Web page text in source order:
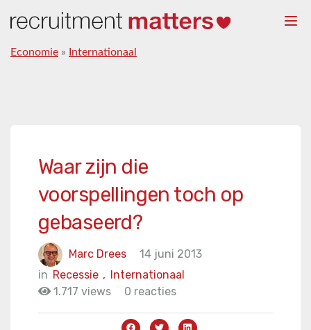
Economie » Internationaal
Waar zijn die
voorspellingen toch op
gebaseerd?
Marc Drees
14 juni 2013
in
Internationaal
Recessie ,
1.717 views
0 reacties